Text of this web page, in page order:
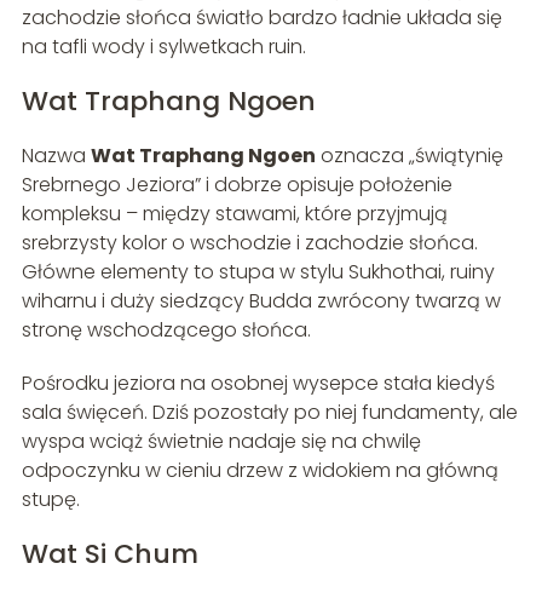
zachodzie słońca światło bardzo ładnie układa się
na tafli wody i sylwetkach ruin.
Wat Traphang Ngoen
Nazwa Wat Traphang Ngoen oznacza „świątynię
Srebrnego Jeziora” i dobrze opisuje położenie
kompleksu – między stawami, które przyjmują
srebrzysty kolor o wschodzie i zachodzie słońca.
Główne elementy to stupa w stylu Sukhothai, ruiny
wiharnu i duży siedzący Budda zwrócony twarzą w
stronę wschodzącego słońca.
Pośrodku jeziora na osobnej wysepce stała kiedyś
sala święceń. Dziś pozostały po niej fundamenty, ale
wyspa wciąż świetnie nadaje się na chwilę
odpoczynku w cieniu drzew z widokiem na główną
stupę.
Wat Si Chum